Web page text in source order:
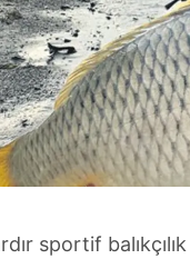
sportif